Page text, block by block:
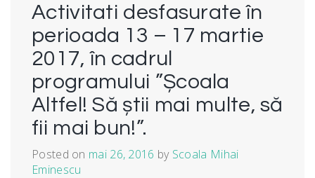
Activitati desfasurate în
perioada 13 – 17 martie
2017, în cadrul
programului ”Școala
Altfel! Să știi mai multe, să
fii mai bun!”.
Posted on mai 26, 2016 by Scoala Mihai
Eminescu